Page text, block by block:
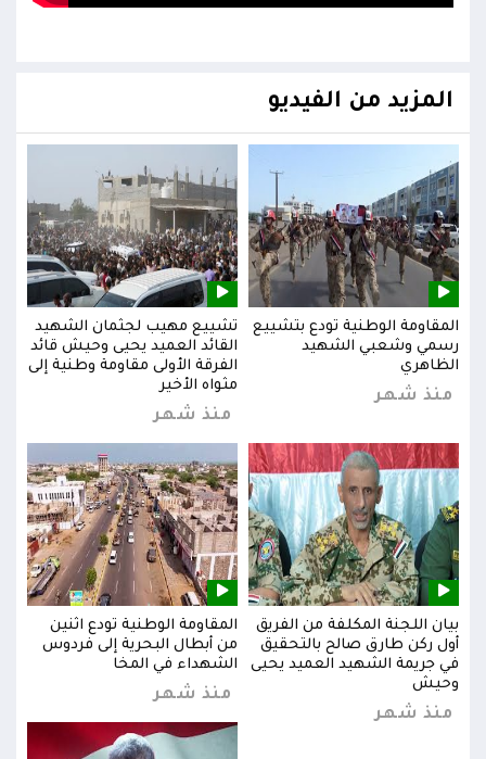
المزيد من الفيديو
المقاومة الوطنية تودع بتشييع
رسمي وشعبي الشهيد
الظاهري
منذ شهر
تشييع مهيب لجثمان الشهيد
القائد العميد يحيى وحيش قائد
الفرقة الأولى مقاومة وطنية إلى
مثواه الأخير
منذ شهر
بيان اللجنة المكلفة من الفريق
أول ركن طارق صالح بالتحقيق
في جريمة الشهيد العميد يحيى
وحيش
منذ شهر
المقاومة الوطنية تودع اثنين
من أبطال البحرية إلى فردوس
الشهداء في المخا
منذ شهر